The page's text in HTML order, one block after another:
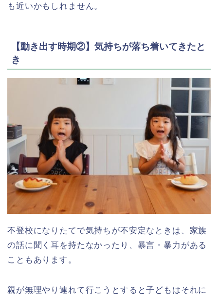
も近いかもしれません。
【動き出す時期②】気持ちが落ち着いてきたと
き
不登校になりたてで気持ちが不安定なときは、家族
の話に聞く耳を持たなかったり、暴言・暴力がある
こともあります。
親が無理やり連れて行こうとすると子どもはそれに